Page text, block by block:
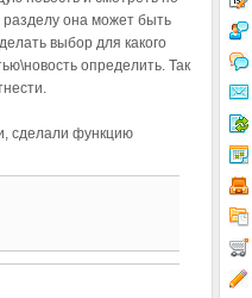
разделу она может быть
выбор для какого
определить. Так
сделали функцию